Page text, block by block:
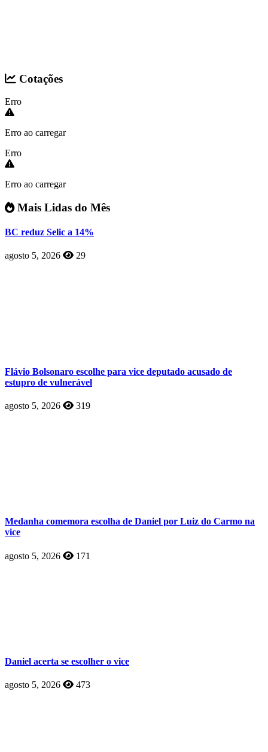
Cotações
Erro
Erro ao carregar
Erro
Erro ao carregar
Mais Lidas do Mês
BC reduz Selic a 14%
agosto 5, 2026 29
Flávio Bolsonaro escolhe para vice deputado acusado de
estupro de vulnerável
agosto 5, 2026 319
Medanha comemora escolha de Daniel por Luiz do Carmo na
vice
agosto 5, 2026 171
Daniel acerta se escolher o vice
agosto 5, 2026 473